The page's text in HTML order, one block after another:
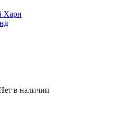
Харн
в наличии